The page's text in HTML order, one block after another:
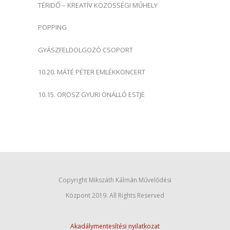
TÉRIDŐ – KREATÍV KÖZÖSSÉGI MŰHELY
POPPING
GYÁSZFELDOLGOZÓ CSOPORT
10.20. MÁTÉ PÉTER EMLÉKKONCERT
10.15. OROSZ GYURI ÖNÁLLÓ ESTJE
Copyright Mikszáth Kálmán Művelődési
Központ 2019. All Rights Reserved
Akadálymentesítési nyilatkozat